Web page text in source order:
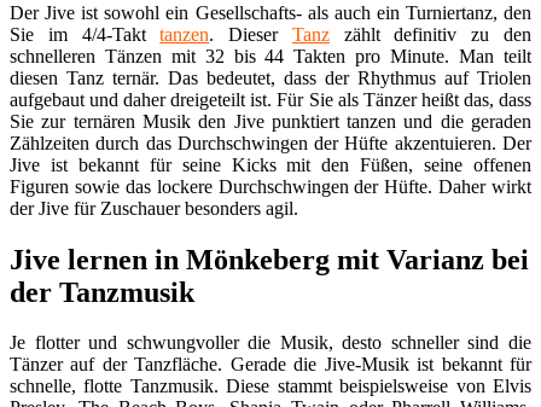
Der Jive ist sowohl ein Gesellschafts- als auch ein Turniertanz, den
Sie im 4/4-Takttanzen. Dieser Tanzzählt definitiv zu den
schnelleren Tänzen mit 32 bis 44 Takten pro Minute. Man teilt
diesen Tanz ternär. Das bedeutet, dass der Rhythmus auf Triolen
aufgebaut und daher dreigeteilt ist. Für Sie als Tänzer heißt das, dass
Sie zur ternären Musik den Jive punktiert tanzen und die geraden
Zählzeiten durch das Durchschwingen der Hüfte akzentuieren. Der
Jive ist bekannt für seine Kicks mit den Füßen, seine offenen
Figuren sowie das lockere Durchschwingen der Hüfte. Daher wirkt
der Jive für Zuschauer besonders agil.
Jive lernen in Mönkeberg mit Varianz bei
der Tanzmusik
Je flotter und schwungvoller die Musik, desto schneller sind die
Tänzer auf der Tanzfläche. Gerade die Jive-Musik ist bekannt für
schnelle, flotte Tanzmusik. Diese stammt beispielsweise von Elvis